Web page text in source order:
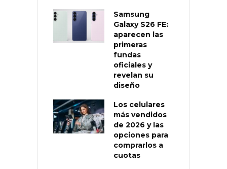
Samsung
Galaxy S26 FE:
aparecen las
primeras
fundas
oficiales y
revelan su
diseño
Los celulares
más vendidos
de 2026 y las
opciones para
comprarlos a
cuotas